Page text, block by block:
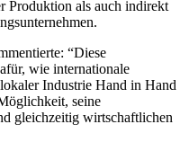
Produktion als auch indirekt
“Diese
wie internationale
Industrie Hand in Hand
seine
gleichzeitig wirtschaftlichen